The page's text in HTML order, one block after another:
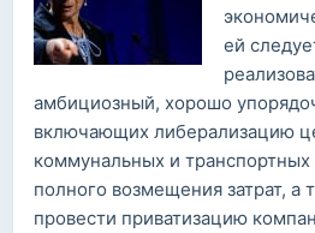
ей
амбициозный, хорошо
включающих либерализацию
коммунальных и
полного возмещения затрат, а
провести приватизацию